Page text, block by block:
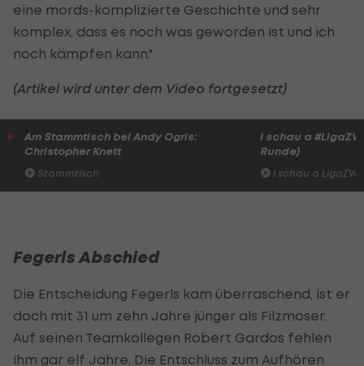
eine mords-komplizierte Geschichte und sehr
komplex, dass es noch was geworden ist und ich
noch kämpfen kann."
(Artikel wird unter dem Video fortgesetzt)
Am Stammtisch bei Andy Ogris:
Christopher Knett
Stammtisch
I schau a
Runde)
I schau a LigaZWA
Fegerls Abschied
Die Entscheidung Fegerls kam überraschend, ist er
doch mit 31 um zehn Jahre jünger als Filzmoser.
Auf seinen Teamkollegen Robert Gardos fehlen
ihm gar elf Jahre. Die Entschluss zum Aufhören